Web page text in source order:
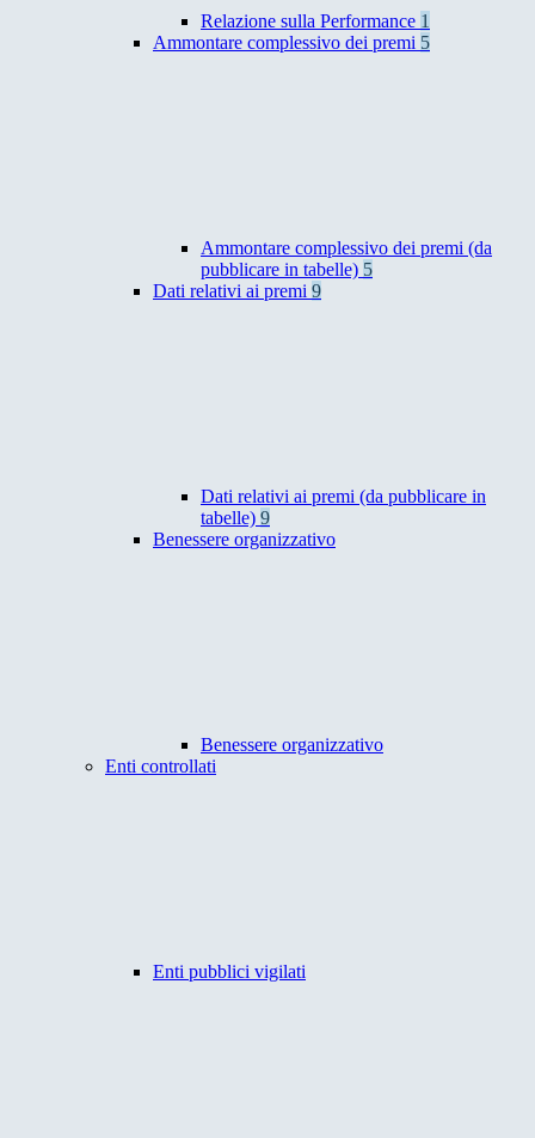
Relazione sulla Performance 1
Ammontare complessivo dei premi 5
Ammontare complessivo dei premi (da
pubblicare in tabelle) 5
Dati relativi ai premi 9
Dati relativi ai premi (da pubblicare in
tabelle) 9
Benessere organizzativo
Benessere organizzativo
Enti controllati
Enti pubblici vigilati